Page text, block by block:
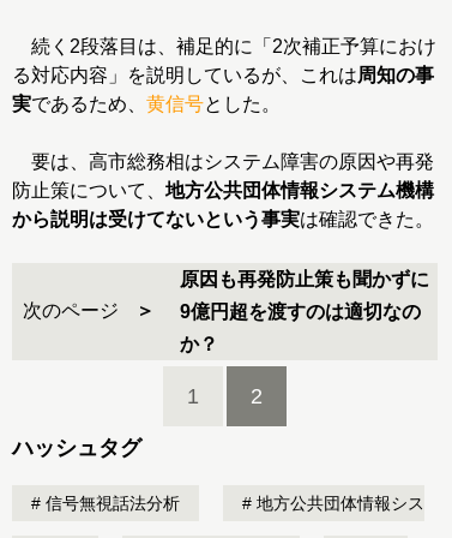
続く2段落目は、補足的に「2次補正予算におけ
る対応内容」を説明しているが、これは周知の事
実であるため、 黄信号とした。
要は、高市総務相はシステム障害の原因や再発
防止策について、 地方公共団体情報システム機構
から説明は受けてないという事実は確認できた。
次のページ
原因も再発防止策も聞かずに
9億円超を渡すのは適切なの
か？
1 2
ハッシュタグ
信号無視話法分析 地方公共団体情報シス